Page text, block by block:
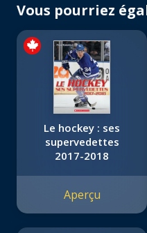
Vous pourriez
Le hockey : ses
supervedettes
2017-2018
Aperçu